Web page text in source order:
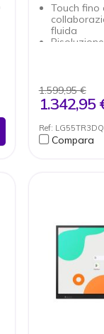
Touch fino
fluida
dispositivi
Audio
speaker
USB-C
1.599,95 €
1.342,95
Ref: LG55TR3DQ
Compara